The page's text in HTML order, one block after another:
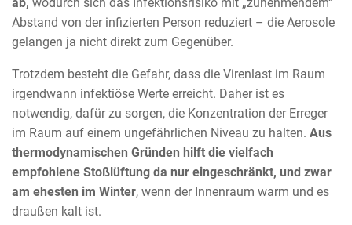
Abstand von der infizierten Person reduziert – die Aerosole
gelangen ja nicht direkt zum Gegenüber.
Trotzdem besteht die Gefahr, dass die Virenlast im Raum
irgendwann infektiöse Werte erreicht. Daher ist es
notwendig, dafür zu sorgen, die Konzentration der Erreger
im Raum auf einem ungefährlichen Niveau zu halten. Aus
thermodynamischen Gründen hilft die vielfach
empfohlene Stoßlüftung da nur eingeschränkt, und zwar
am ehesten im Winter, wenn der Innenraum warm und es
draußen kalt ist.